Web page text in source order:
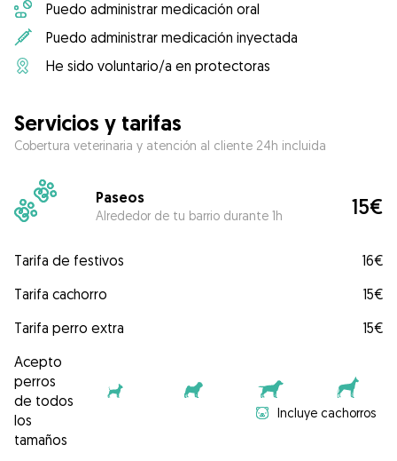
Puedo administrar medicación oral
Puedo administrar medicación inyectada
He sido voluntario/a en protectoras
Servicios y tarifas
Cobertura veterinaria y atención al cliente 24h incluida
Paseos
Alrededor de tu barrio durante 1h 15€
Tarifa de festivos
16€
Tarifa cachorro
15€
Tarifa perro extra
15€
Acepto
perros
de todos
los
tamaños
Incluye cachorros